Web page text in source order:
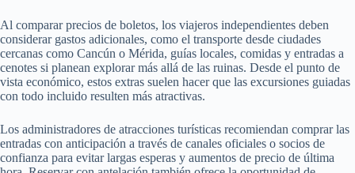
Al comparar precios de boletos, los viajeros independientes deben
considerar gastos adicionales, como el transporte desde ciudades
cercanas como Cancún o Mérida, guías locales, comidas y entradas a
cenotes si planean explorar más allá de las ruinas. Desde el punto de
vista económico, estos extras suelen hacer que las excursiones guiadas
con todo incluido resulten más atractivas.
Los administradores de atracciones turísticas recomiendan comprar las
entradas con anticipación a través de canales oficiales o socios de
confianza para evitar largas esperas y aumentos de precio de última